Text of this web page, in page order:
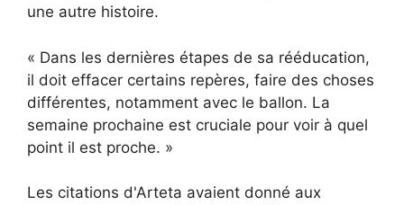
une autre histoire.
« Dans les dernières étapes de sa rééducation,
il doit effacer certains repères, faire des choses
différentes, notamment avec le ballon. La
semaine prochaine est cruciale pour voir à quel
point il est proche. »
Les citations d'Arteta avaient donné aux